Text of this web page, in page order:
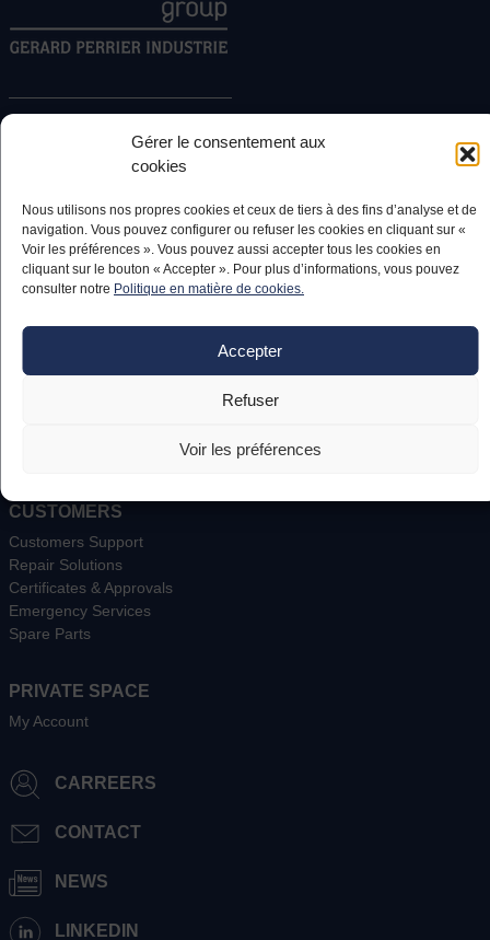
Gérer le consentement aux
cookies
Nous utilisons nos propres cookies et ceux de tiers à des fins d’analyse et de
navigation. Vous pouvez configurer ou refuser les cookies en cliquant sur «
Voir les préférences ». Vous pouvez aussi accepter tous les cookies en
cliquant sur le bouton « Accepter ». Pour plus d’informations, vous pouvez
consulter notre Politique en matière de cookies.
Accepter
Refuser
Voir les préférences
Appelez-nous
Terms and Conditions of Sale
CUSTOMERS
Customers Support
Repair Solutions
Certificates & Approvals
Emergency Services
Spare Parts
PRIVATE SPACE
My Account
CARREERS
CONTACT
NEWS
LINKEDIN